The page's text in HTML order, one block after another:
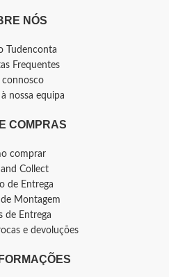
NÓS
Tudenconta
Frequentes
connosco
nossa equipa
COMPRAS
comprar
Collect
de Entrega
Montagem
de Entrega
e devoluções